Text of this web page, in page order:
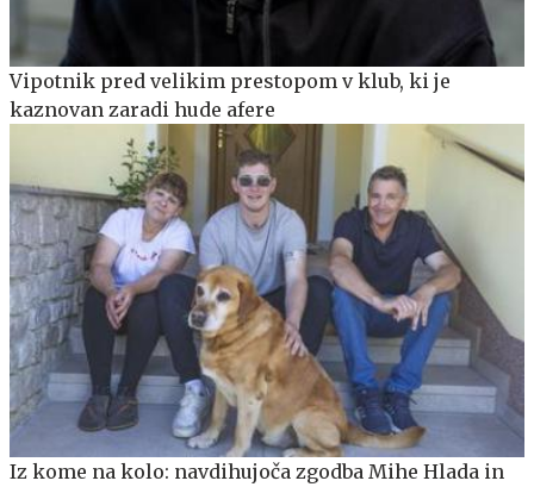
Vipotnik pred velikim prestopom v klub, ki je
kaznovan zaradi hude afere
Iz kome na kolo: navdihujoča zgodba Mihe Hlada in